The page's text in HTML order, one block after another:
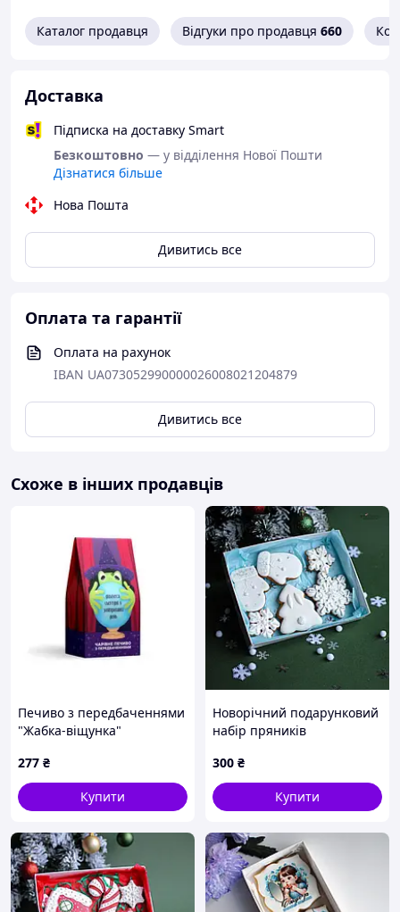
Каталог продавця Відгуки про продавця 660
Доставка
Підписка на доставку Smart
Безкоштовно — у відділення Нової Пошти
Дізнатися більше
Нова Пошта
Дивитись все
Оплата та гарантії
Оплата на рахунок
IBAN UA073052990000026008021204879
Дивитись все
Схоже в інших продавців
Печиво з передбаченнями
"Жабка-віщунка"
277 ₴
Купити
Новорічний подарунковий
набір пряників
300 ₴
Купити